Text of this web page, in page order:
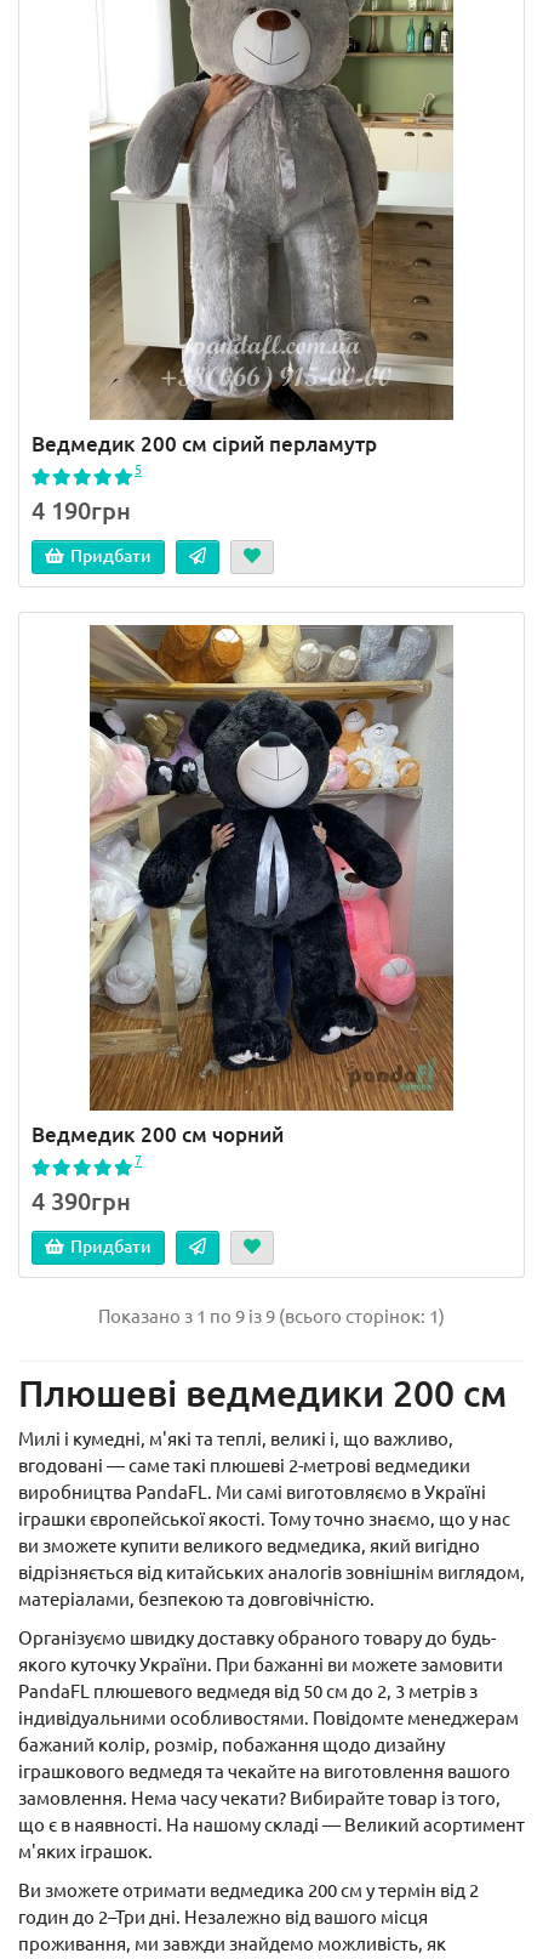
Ведмедик 200 см сірий перламутр
5
4 190грн
Придбати
Ведмедик 200 см чорний
7
4 390грн
Придбати
Показано з 1 по 9 із 9 (всього сторінок: 1)
Плюшеві ведмедики 200 см
Милі і кумедні, м'які та теплі, великі і, що важливо,
вгодовані — саме такі плюшеві 2-метрові ведмедики
виробництва PandaFL. Ми самі виготовляємо в Україні
іграшки європейської якості. Тому точно знаємо, що у нас
ви зможете купити великого ведмедика, який вигідно
відрізняється від китайських аналогів зовнішнім виглядом,
матеріалами, безпекою та довговічністю.
Організуємо швидку доставку обраного товару до будь-
якого куточку України. При бажанні ви можете замовити
PandaFL плюшевого ведмедя від 50 см до 2, 3 метрів з
індивідуальними особливостями. Повідомте менеджерам
бажаний колір, розмір, побажання щодо дизайну
іграшкового ведмедя та чекайте на виготовлення вашого
замовлення. Нема часу чекати? Вибирайте товар із того,
що є в наявності. На нашому складі — Великий асортимент
м'яких іграшок.
Ви зможете отримати ведмедика 200 см у термін від 2
годин до 2–Три дні. Незалежно від вашого місця
проживання, ми завжди знайдемо можливість, як